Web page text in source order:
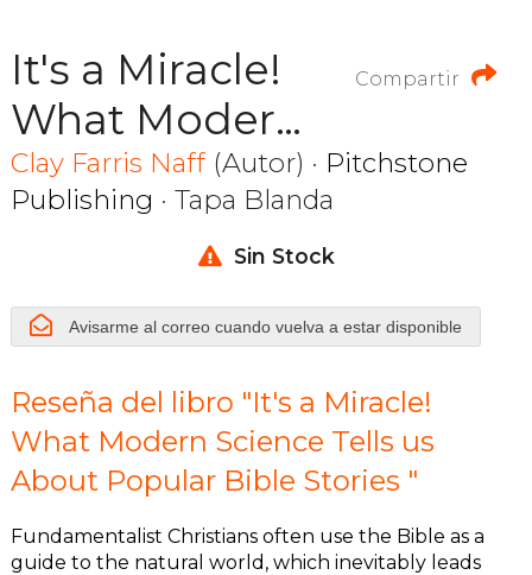
Compartir
It's a Miracle!
What Modern
Science Tells
us About
Popular Bible
Stories
Clay Farris Naff(Autor) · Pitchstone
Publishing · Tapa Blanda
Sin Stock
Avisarme al correo cuando vuelva a estar disponible
Reseña del libro "It's a Miracle!
What Modern Science Tells us
About Popular Bible Stories "
Fundamentalist Christians often use the Bible as a
guide to the natural world, which inevitably leads